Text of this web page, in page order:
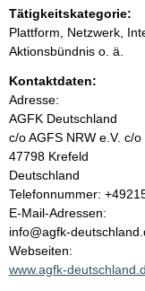
n
i
n
h
a
l
t
Tätigkeitskategorie:
Plattform, Netzwerk,
Aktionsbündnis o. ä.
Kontaktdaten:
Adresse:
AGFK Deutschland
c/o AGFS NRW e.V. c/
47798 Krefeld
Deutschland
K
o
n
t
a
Telefonnummer:
E-Mail-Adressen:
info@agfk-
Webseiten:
www.agfk-